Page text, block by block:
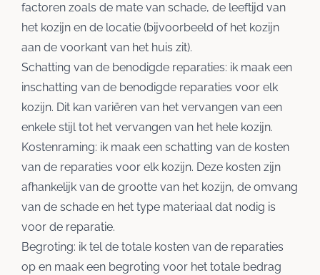
factoren zoals de mate van schade, de leeftijd van
het kozijn en de locatie (bijvoorbeeld of het kozijn
aan de voorkant van het huis zit).
Schatting van de benodigde reparaties: ik maak een
inschatting van de benodigde reparaties voor elk
kozijn. Dit kan variëren van het vervangen van een
enkele stijl tot het vervangen van het hele kozijn.
Kostenraming: ik maak een schatting van de kosten
van de reparaties voor elk kozijn. Deze kosten zijn
afhankelijk van de grootte van het kozijn, de omvang
van de schade en het type materiaal dat nodig is
voor de reparatie.
Begroting: ik tel de totale kosten van de reparaties
op en maak een begroting voor het totale bedrag